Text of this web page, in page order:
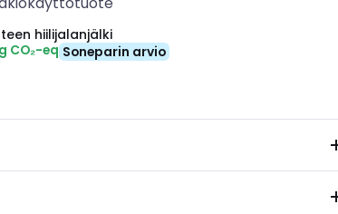
hiilijalanjälki
CO₂-eq Soneparin arvio